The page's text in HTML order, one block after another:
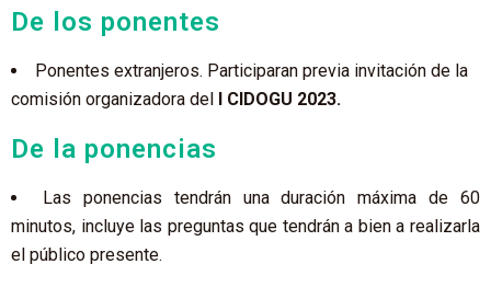
De los ponentes
Ponentes extranjeros. Participaran previa invitación de la
comisión organizadora del I CIDOGU 2023.
De la ponencias
Las ponencias tendrán una duración máxima de 60
minutos, incluye las preguntas que tendrán a bien a realizarla
el público presente.